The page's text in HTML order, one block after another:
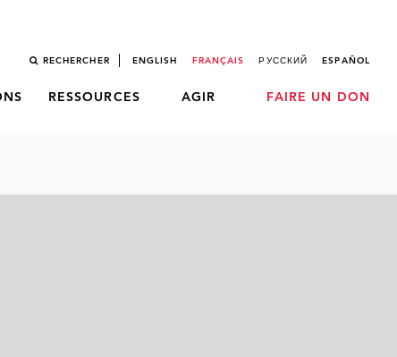
RECHERCHER ENGLISH FRANÇAIS РУССКИЙ ESPAÑOL
RESSOURCES AGIR FAIRE UN DON